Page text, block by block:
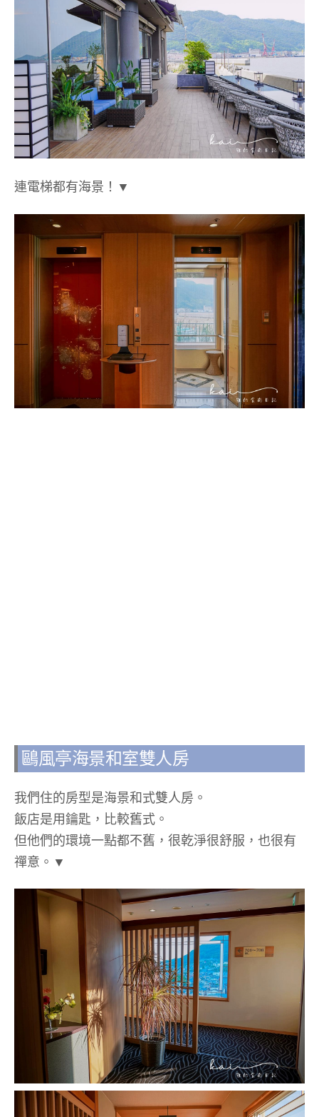
連電梯都有海景！▼
鷗風亭海景和室雙人房
我們住的房型是海景和式雙人房。
飯店是用鑰匙，比較舊式。
但他們的環境一點都不舊，很乾淨很舒服，也很有
禪意。▼